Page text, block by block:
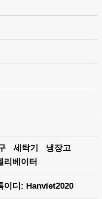
세탁기
냉장고
리베이터
이디: Hanviet2020